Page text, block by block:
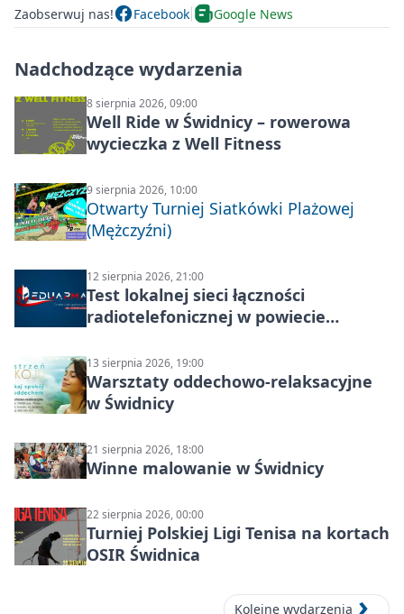
Zaobserwuj nas! Facebook Google News
Nadchodzące wydarzenia
8 sierpnia 2026, 09:00
Well Ride w Świdnicy – rowerowa
wycieczka z Well Fitness
9 sierpnia 2026, 10:00
Otwarty Turniej Siatkówki Plażowej
(Mężczyźni)
12 sierpnia 2026, 21:00
Test lokalnej sieci łączności
radiotelefonicznej w powiecie
13 sierpnia 2026, 19:00
Warsztaty oddechowo-relaksacyjne
w Świdnicy
21 sierpnia 2026, 18:00
Winne malowanie w Świdnicy
22 sierpnia 2026, 00:00
Turniej Polskiej Ligi Tenisa na kortach
OSIR Świdnica
Kolejne wydarzenia